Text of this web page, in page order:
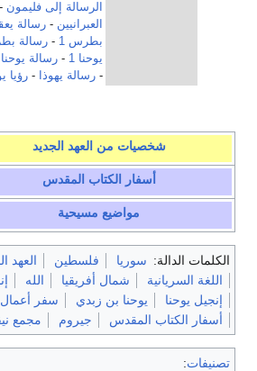
الرسالة إلى فليمون -
العبرانيين - رسالة
بطرس 1
- رسالة
يوحنا 1
- رسالة يوحنا 2
- رسالة يهوذا - رؤيا
شخصيات من العهد الجديد
أسفار الكتاب المقدس
مواضيع مسيحية
الكلمات الدالة: سوريا فلسطين العهد
اللغة السريانية
شمال أفريقيا الله
إنجيل يوحنا
يوحنا بن زبدي
سفر
أسفار الكتاب المقدس
جيروم مجمع
تصنيفات: